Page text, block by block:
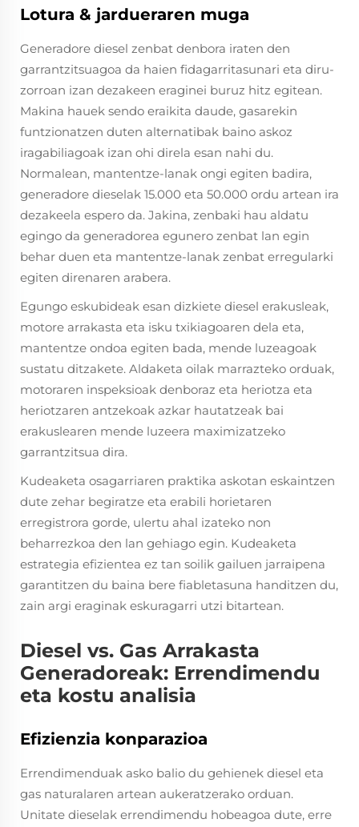
Lotura & jardueraren muga
Generadore diesel zenbat denbora iraten den
garrantzitsuagoa da haien fidagarritasunari eta diru-
zorroan izan dezakeen eraginei buruz hitz egitean.
Makina hauek sendo eraikita daude, gasarekin
funtzionatzen duten alternatibak baino askoz
iragabiliagoak izan ohi direla esan nahi du.
Normalean, mantentze-lanak ongi egiten badira,
generadore dieselak 15.000 eta 50.000 ordu artean ira
dezakeela espero da. Jakina, zenbaki hau aldatu
egingo da generadorea egunero zenbat lan egin
behar duen eta mantentze-lanak zenbat erregularki
egiten direnaren arabera.
Egungo eskubideak esan dizkiete diesel erakusleak,
motore arrakasta eta isku txikiagoaren dela eta,
mantentze ondoa egiten bada, mende luzeagoak
sustatu ditzakete. Aldaketa oilak marrazteko orduak,
motoraren inspeksioak denboraz eta heriotza eta
heriotzaren antzekoak azkar hautatzeak bai
erakuslearen mende luzeera maximizatzeko
garrantzitsua dira.
Kudeaketa osagarriaren praktika askotan eskaintzen
dute zehar begiratze eta erabili horietaren
erregistrora gorde, ulertu ahal izateko non
beharrezkoa den lan gehiago egin. Kudeaketa
estrategia efizientea ez tan soilik gailuen jarraipena
garantitzen du baina bere fiabletasuna handitzen du,
zain argi eraginak eskuragarri utzi bitartean.
Diesel vs. Gas Arrakasta
Generadoreak: Errendimendu
eta kostu analisia
Efizienzia konparazioa
Errendimenduak asko balio du gehienek diesel eta
gas naturalaren artean aukeratzerako orduan.
Unitate dieselak errendimendu hobeagoa dute, erre